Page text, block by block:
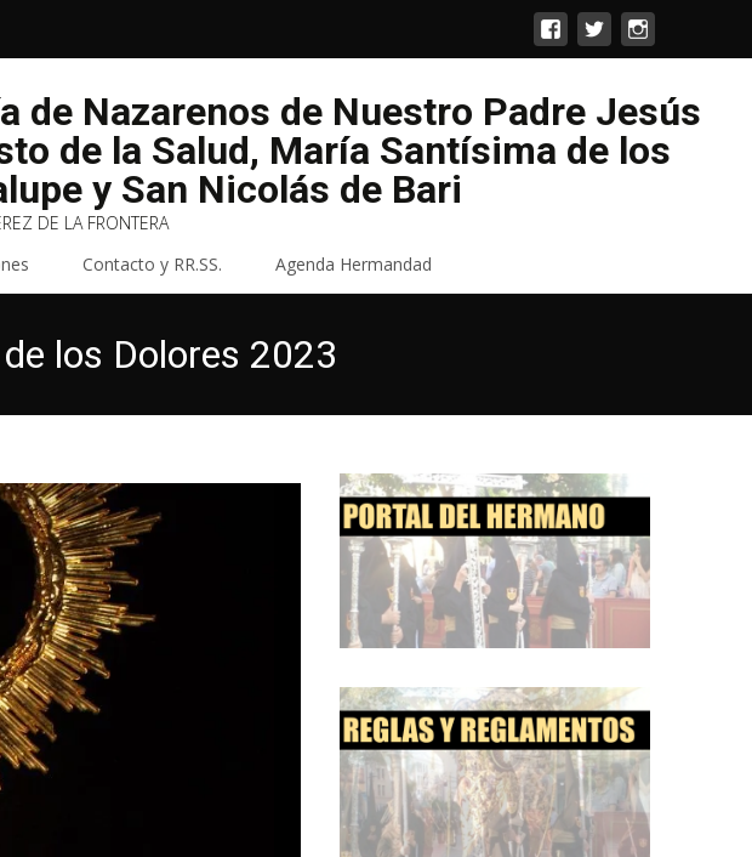
de Nazarenos de Nuestro Padre Jesús
de la Salud, María Santísima de los
y San Nicolás de Bari
DE LA FRONTERA
Contacto y RR.SS. Agenda Hermandad
los Dolores 2023